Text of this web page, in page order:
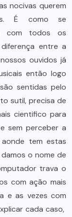
nocivas querem
É como se
com todos os
entre a
ouvidos já
então logo
sentidas pelo
sutil, precisa de
cientifico para
sem perceber a
tem estas
o nome de
trava o
com ação mais
e as vezes com
cada caso,